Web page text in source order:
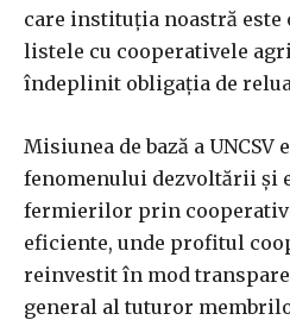
care instituţia noastră este
listele cu cooperativele
îndeplinit obligaţia de
Misiunea de bază a UNCSV
fenomenului dezvoltării
fermierilor prin
eficiente, unde profitul
reinvestit în mod
general al tuturor